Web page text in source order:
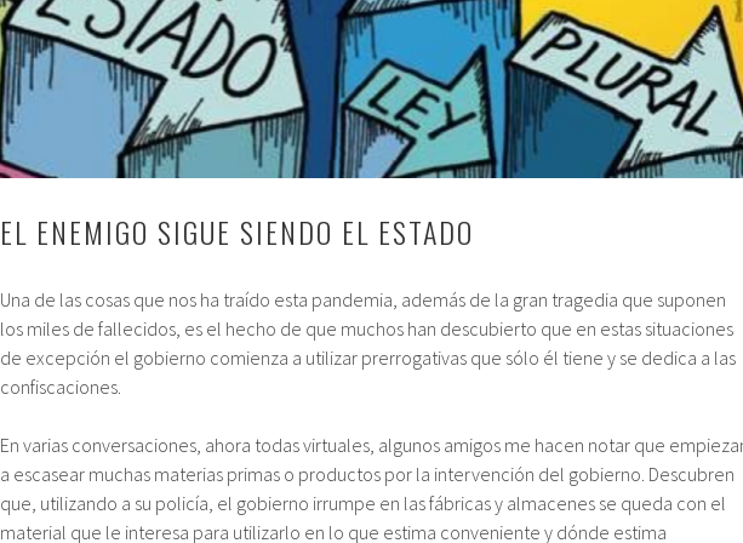
EL ENEMIGO SIGUE SIENDO EL ESTADO
Una de las cosas que nos ha traído esta pandemia, además de la gran tragedia que suponen
los miles de fallecidos, es el hecho de que muchos han descubierto que en estas situaciones
de excepción el gobierno comienza a utilizar prerrogativas que sólo él tiene y se dedica a las
confiscaciones.
En varias conversaciones, ahora todas virtuales, algunos amigos me hacen notar que
a escasear muchas materias primas o productos por la intervención del gobierno. Descubren
que, utilizando a su policía, el gobierno irrumpe en las fábricas y almacenes se queda con el
material que le interesa para utilizarlo en lo que estima conveniente y dónde estima